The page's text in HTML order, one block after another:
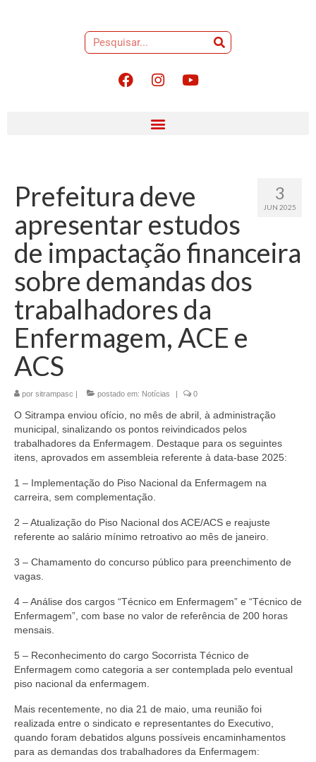
3
JUN 2025
Prefeitura deve
apresentar estudos
de impactação financeira
sobre demandas dos
trabalhadores da
Enfermagem, ACE e
ACS
por sitrampasc postado em: Notícias 0
O Sitrampa enviou ofício, no mês de abril, à administração
municipal, sinalizando os pontos reivindicados pelos
trabalhadores da Enfermagem. Destaque para os seguintes
itens, aprovados em assembleia referente à data-base 2025:
1 – Implementação do Piso Nacional da Enfermagem na
carreira, sem complementação.
2 – Atualização do Piso Nacional dos ACE/ACS e reajuste
referente ao salário mínimo retroativo ao mês de janeiro.
3 – Chamamento do concurso público para preenchimento de
vagas.
4 – Análise dos cargos “Técnico em Enfermagem” e “Técnico de
Enfermagem”, com base no valor de referência de 200 horas
mensais.
5 – Reconhecimento do cargo Socorrista Técnico de
Enfermagem como categoria a ser contemplada pelo eventual
piso nacional da enfermagem.
Mais recentemente, no dia 21 de maio, uma reunião foi
realizada entre o sindicato e representantes do Executivo,
quando foram debatidos alguns possíveis encaminhamentos
para as demandas dos trabalhadores da Enfermagem: